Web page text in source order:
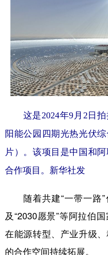
这是2024年9月2日
阳能公园四期光热光伏
片）。该项目是中国和
合作项目。新华社发
随着共建“一带一路”
及“2030愿景”等阿拉伯
在能源转型、产业升级
的合作空间持续拓展。